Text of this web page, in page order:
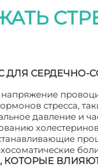
ДЛЯ СЕРДЕЧНО-
стресса,
давление и
КОТОРЫЕ